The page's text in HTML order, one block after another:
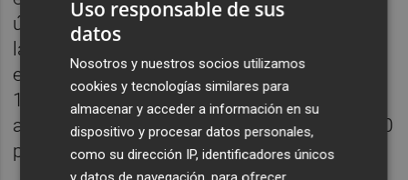
último ha llevado a cabo la construcción de
la desaladora más grande del país, situada
en Chennai, con capacidad para desalar
100.000 metros cúbicos de agua al día y así
abastecer de agua potable a más de 700.000
personas.
Uso responsable de sus
datos
Nosotros y nuestros socios utilizamos
cookies y tecnologías similares para
almacenar y acceder a información en su
dispositivo y procesar datos personales,
como su dirección IP, identificadores únicos